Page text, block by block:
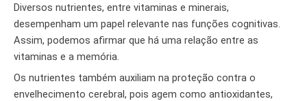
Diversos nutrientes, entre vitaminas e minerais,
desempenham um papel relevante nas funções cognitivas.
Assim, podemos afirmar que há uma relação entre as
vitaminas e a memória.
Os nutrientes também auxiliam na proteção contra o
envelhecimento cerebral, pois agem como antioxidantes,